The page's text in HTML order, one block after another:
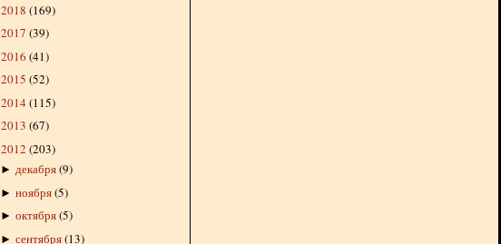
2018 (169)
2017 (39)
2016 (41)
2015 (52)
2014 (115)
2013 (67)
2012 (203)
► декабря(9)
► ноября(5)
► октября(5)
► сентября(13)